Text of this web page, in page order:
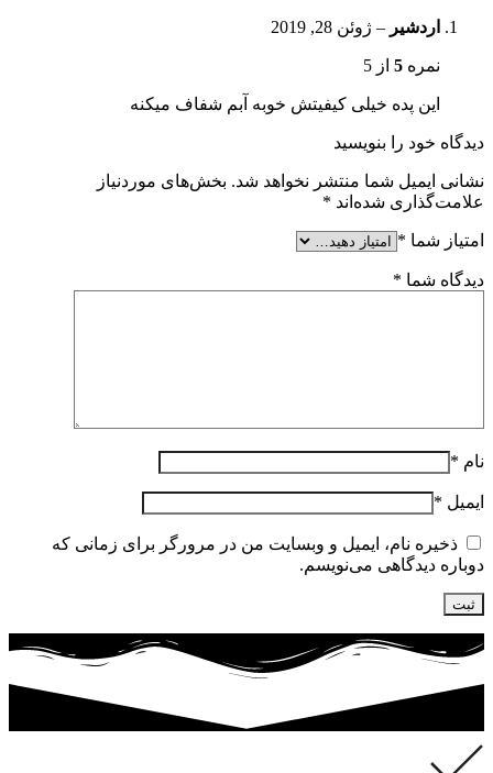
اردشیر – ژوئن 28, 2019
نمره 5 از 5
این پده خیلی کیفیتش خوبه آبم شفاف میکنه
دیدگاه خود را بنویسید
نشانی ایمیل شما منتشر نخواهد شد. بخش‌های موردنیاز
علامت‌گذاری شده‌اند *
امتیاز شما *
دیدگاه شما *
نام *
ایمیل *
ذخیره نام، ایمیل و وبسایت من در مرورگر برای زمانی که
دوباره دیدگاهی می‌نویسم.